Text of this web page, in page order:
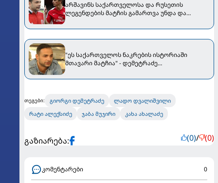
არშავინს საქართველოსა და რუსეთის
ლეგენდების მატჩის გამართვა უნდა და
განიხილავს - "არსენალის" ყოფილი
ფეხბურთელის ამ ინიციატივას დემეტრაძემ და
"ეს საქართველოს ნაკრების ისტორიაში
მთავარი მატჩია" - დემეტრაძე
თეგები: გიორგი დემეტრაძე
ლადო დვალიშვილი
რატი ალექსიძე
ჯაბა მუჯირი კახა ახალაძე
გაზიარება: (0)/ (0)
კომენტარები 0